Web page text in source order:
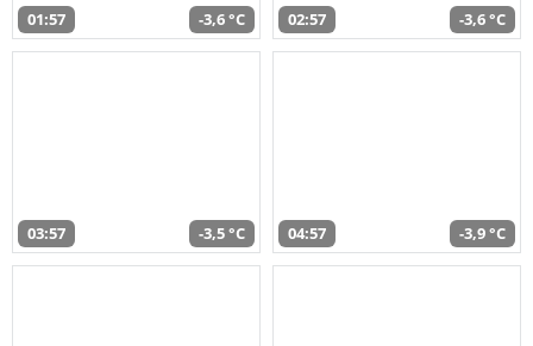
01:57 -3,6 °C 02:57 -3,6 °C
03:57 -3,5 °C 04:57 -3,9 °C